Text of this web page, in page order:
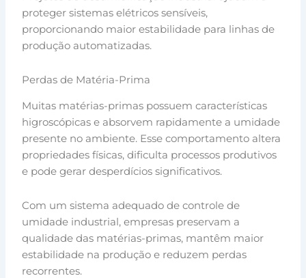
proteger sistemas elétricos sensíveis,
proporcionando maior estabilidade para linhas de
produção automatizadas.
Perdas de Matéria-Prima
Muitas matérias-primas possuem características
higroscópicas e absorvem rapidamente a umidade
presente no ambiente. Esse comportamento altera
propriedades físicas, dificulta processos produtivos
e pode gerar desperdícios significativos.
Com um sistema adequado de controle de
umidade industrial, empresas preservam a
qualidade das matérias-primas, mantêm maior
estabilidade na produção e reduzem perdas
recorrentes.